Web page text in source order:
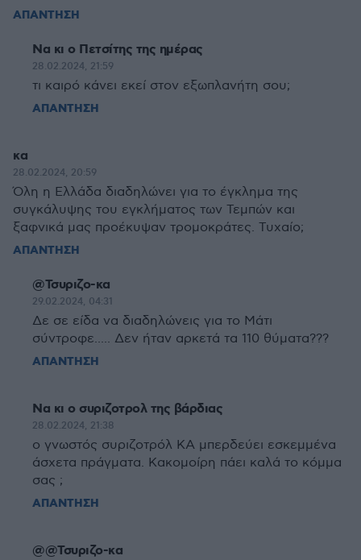
ΑΠΑΝΤΗΣΗ
Να κι ο Πετσίτης της ημέρας
28.02.2024, 21:59
τι καιρό κάνει εκεί στον εξωπλανήτη σου;
ΑΠΑΝΤΗΣΗ
κα
28.02.2024, 20:59
Όλη η Ελλάδα διαδηλώνει για το έγκλημα της
συγκάλυψης του εγκλήματος των Τεμπών και
ξαφνικά μας προέκυψαν τρομοκράτες. Τυχαίο;
ΑΠΑΝΤΗΣΗ
@Τσυριζο-κα
29.02.2024, 04:31
Δε σε είδα να διαδηλώνεις για το Μάτι
σύντροφε..... Δεν ήταν αρκετά τα 110 θύματα???
ΑΠΑΝΤΗΣΗ
Να κι ο συριζοτρολ της βάρδιας
28.02.2024, 21:38
ο γνωστός συριζοτρόλ ΚΑ μπερδεύει εσκεμμένα
άσχετα πράγματα. Κακομοίρη πάει καλά το κόμμα
σας ;
ΑΠΑΝΤΗΣΗ
@@Τσυριζο-κα